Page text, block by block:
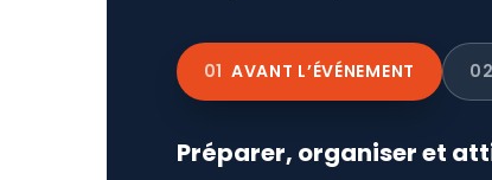
01 AVANT L’ÉVÉNEMENT 02
Préparer, organiser et